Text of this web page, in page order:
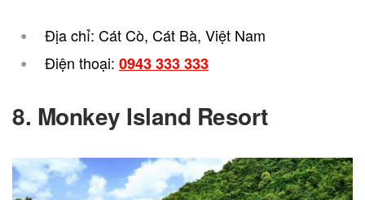
Địa chỉ: Cát Cò, Cát Bà, Việt Nam
Điện thoại: 0943 333 333
8. Monkey Island Resort